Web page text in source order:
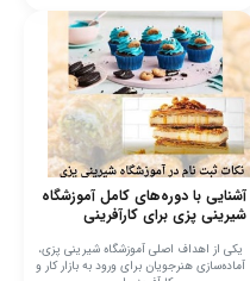
آشنایی با دوره‌های کامل آموزشگاه
شیرینی پزی برای کارآفرینی
یکی از اهداف اصلی آموزشگاه شیرینی پزی،
آماده‌سازی هنرجویان برای ورود به بازار کار و